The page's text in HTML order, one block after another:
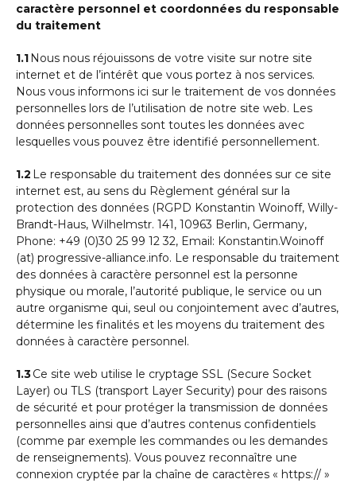
caractère personnel et coordonnées du responsable
du traitement
1.1 Nous nous réjouissons de votre visite sur notre site
internet et de l’intérêt que vous portez à nos services.
Nous vous informons ici sur le traitement de vos données
personnelles lors de l’utilisation de notre site web. Les
données personnelles sont toutes les données avec
lesquelles vous pouvez être identifié personnellement.
1.2 Le responsable du traitement des données sur ce site
internet est, au sens du Règlement général sur la
protection des données (RGPD Konstantin Woinoff, Willy-
Brandt-Haus, Wilhelmstr. 141, 10963 Berlin, Germany,
Phone: +49 (0)30 25 99 12 32, Email: Konstantin.Woinoff
(at) progressive-alliance.info. Le responsable du traitement
des données à caractère personnel est la personne
physique ou morale, l’autorité publique, le service ou un
autre organisme qui, seul ou conjointement avec d’autres,
détermine les finalités et les moyens du traitement des
données à caractère personnel.
1.3Ce site web utilise le cryptage SSL (Secure Socket
Layer) ou TLS (transport Layer Security) pour des raisons
de sécurité et pour protéger la transmission de données
personnelles ainsi que d’autres contenus confidentiels
(comme par exemple les commandes ou les demandes
de renseignements). Vous pouvez reconnaître une
connexion cryptée par la chaîne de caractères « https:// »